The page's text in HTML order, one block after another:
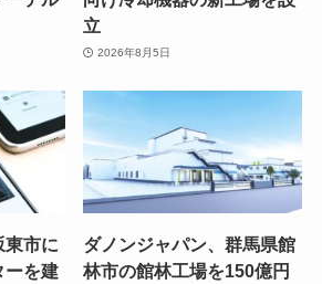
立
2026年8月5日
東市に
ーを建
ダノンジャパン、群馬県館
林市の館林工場を150億円